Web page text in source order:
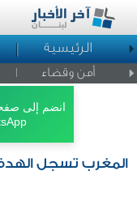
الرئيسية
أمن وقضاء
انضم إلى
المغرب تسجل